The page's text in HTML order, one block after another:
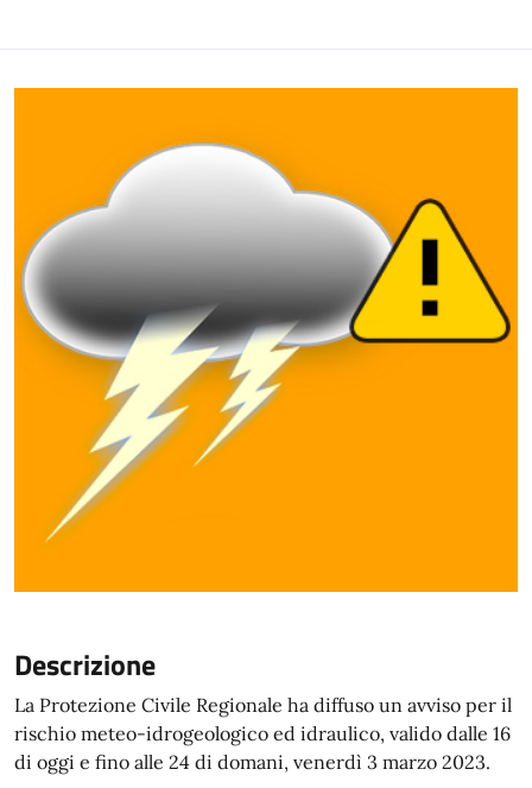
Descrizione
La Protezione Civile Regionale ha diffuso un avviso per il
rischio meteo-idrogeologico ed idraulico, valido dalle 16
di oggi e fino alle 24 di domani, venerdì 3 marzo 2023.